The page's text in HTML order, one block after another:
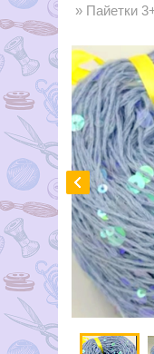
Пайетки 3+6мм на